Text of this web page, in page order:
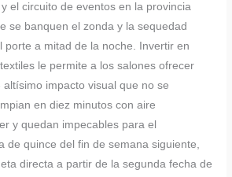
el circuito de eventos en la provincia
se banquen el zonda y la sequedad
porte a mitad de la noche. Invertir en
le permite a los salones ofrecer
impacto visual que no se
en diez minutos con aire
y quedan impecables para el
de quince del fin de semana siguiente,
directa a partir de la segunda fecha de